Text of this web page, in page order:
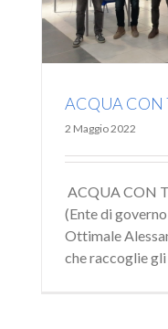
ACQUA CON
2 Maggio 2022
ACQUA CON
(Ente di
Ottimale
che raccoglie